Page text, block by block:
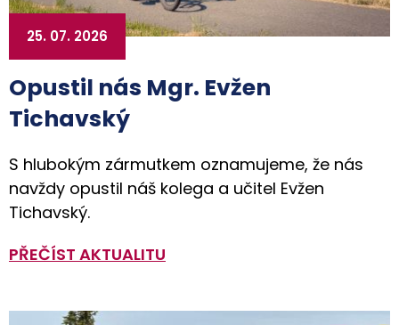
Opustil nás Mgr. Evžen
Tichavský
25. 07. 2026
S hlubokým zármutkem oznamujeme, že nás
navždy opustil náš kolega a učitel Evžen
Tichavský.
PŘEČÍST AKTUALITU